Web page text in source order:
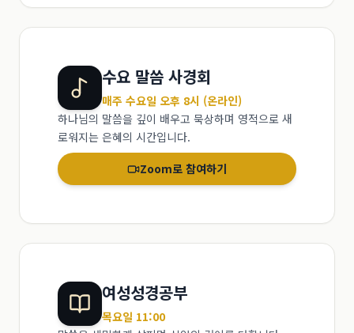
수요 말씀 사경회
매주 수요일 오후 8시 (온라인)
하나님의 말씀을 깊이 배우고 묵상하며 영적으로 새
로워지는 은혜의 시간입니다.
Zoom로 참여하기
여성성경공부
목요일 11:00